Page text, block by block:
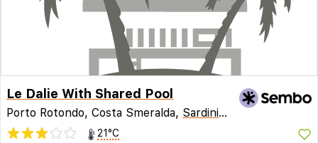
Le Dalie With Shared Pool
Porto Rotondo, Costa Smeralda, Sardinien
21°C